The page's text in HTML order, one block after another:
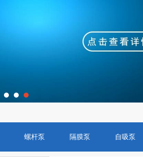
螺杆泵 隔膜泵 自吸泵